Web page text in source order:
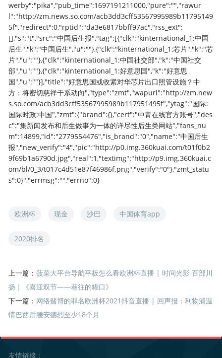
werby":"pika","pub_time":1697191211000,"pure":"","rawur
l":"http://zm.news.so.com/acb3dd3cff53567995989b11795149
5f","redirect":0,"rptid":"da3e6817bbff97ac","rss_ext":
[],"s":"t","src":"中国后生报","tag":[{"clk":"kinternational_1:中国
后生","k":"中国后生","u":""},{"clk":"kinternational_1:芯片","k":"芯
片","u":""},{"clk":"kinternational_1:中国社交部","k":"中国社交
部","u":""},{"clk":"kinternational_1:好意思国","k":"好意思
国","u":""}],"title":"好意思国或收紧对华芯片出口照管设施？中
方：将密切慈祥干系动向","type":"zmt","wapurl":"http://zm.new
s.so.com/acb3dd3cff53567995989b117951495f","ytag":"国际:
国际时政:中国","zmt":{"brand":{},"cert":"中青在线官方账号","des
c":"集新闻发布和后生做事为一体的详尽性后生类网站","fans_nu
m":14899,"id":"2779554476","is_brand":"0","name":"中国后生
报","new_verify":"4","pic":"http://p0.img.360kuai.com/t01f0b2
9f69b1a6790d.jpg","real":1,"textimg":"http://p9.img.360kuai.c
om/bl/0_3/t017c4d51e87f46986f.png","verify":"0"},"zmt_statu
s":0}","errmsg":"","errno":0}
欧洲杯 现金 沙巴 中国体育app
2020排名
上一篇：菠菜大平台导航平板怎么看欧洲杯直播 | 时间光影 百部川
扬｜《喜迎双节——巷往的糊口》
下一篇： 网络赌博的罪名欧洲杯2021抖音直播 | 回声报：利物浦温
情巴西后腰安德烈至少18个月
友情链接：